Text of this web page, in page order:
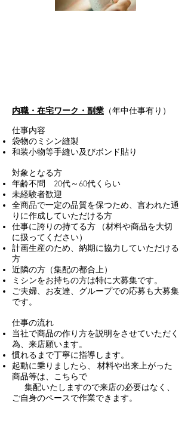
内職・在宅ワーク・副業 （年中仕事有り）
仕事内容
袋物のミシン縫製
和装小物等手縫い及びボンド貼り
対象となる方
年齢不問 20代～60代くらい
未経験者歓迎
全商品で一定の品質を保つため、 言われた通
りに作成していただける方
仕事に誇りの持てる方 （材料や商品を大切
に扱ってください）
計画生産のため、納期に協力していただける
方
近隣の方（集配の都合上）
ミシンをお持ちの方は特に大募集です。
ご夫婦、お友達、グループでの応募も大募集
です。
仕事の流れ
当社で商品の作り方を説明をさせていただく
為、 来店願います。
慣れるまで丁寧に指導します。
起動に乗りましたら、
材料や出来上がった
商品等は、 こちらで
集配いたしますので来店の必要はなく、
ご自身のペースで作業できます。